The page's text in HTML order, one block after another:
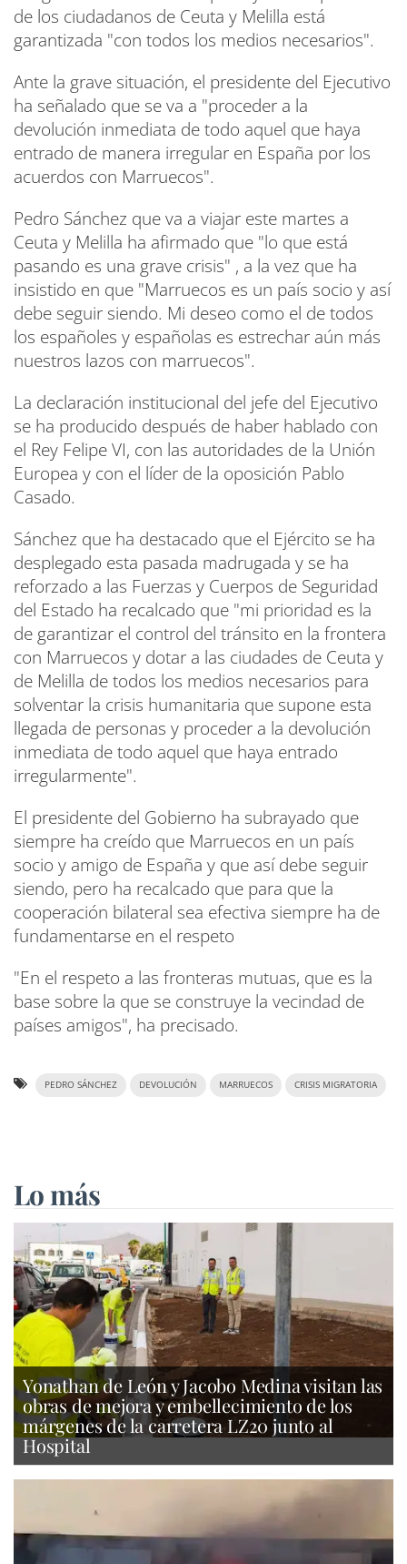
de los ciudadanos de Ceuta y Melilla está
garantizada "con todos los medios necesarios".
Ante la grave situación, el presidente del Ejecutivo
ha señalado que se va a "proceder a la
devolución inmediata de todo aquel que haya
entrado de manera irregular en España por los
acuerdos con Marruecos".
Pedro Sánchez que va a viajar este martes a
Ceuta y Melilla ha afirmado que "lo que está
pasando es una grave crisis" , a la vez que ha
insistido en que "Marruecos es un país socio y así
debe seguir siendo. Mi deseo como el de todos
los españoles y españolas es estrechar aún más
nuestros lazos con marruecos".
La declaración institucional del jefe del Ejecutivo
se ha producido después de haber hablado con
el Rey Felipe VI, con las autoridades de la Unión
Europea y con el líder de la oposición Pablo
Casado.
Sánchez que ha destacado que el Ejército se ha
desplegado esta pasada madrugada y se ha
reforzado a las Fuerzas y Cuerpos de Seguridad
del Estado ha recalcado que "mi prioridad es la
de garantizar el control del tránsito en la frontera
con Marruecos y dotar a las ciudades de Ceuta y
de Melilla de todos los medios necesarios para
solventar la crisis humanitaria que supone esta
llegada de personas y proceder a la devolución
inmediata de todo aquel que haya entrado
irregularmente".
El presidente del Gobierno ha subrayado que
siempre ha creído que Marruecos en un país
socio y amigo de España y que así debe seguir
siendo, pero ha recalcado que para que la
cooperación bilateral sea efectiva siempre ha de
fundamentarse en el respeto
"En el respeto a las fronteras mutuas, que es la
base sobre la que se construye la vecindad de
países amigos", ha precisado.
PEDRO SÁNCHEZ DEVOLUCIÓN MARRUECOS CRISIS MIGRATORIA
Lo más
Yonathan de León y Jacobo Medina visitan las
obras de mejora y embellecimiento de los
márgenes de la carretera LZ20 junto al
Hospital